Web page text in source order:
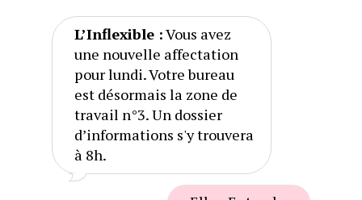
L’Inflexible : Vous avez
une nouvelle affectation
pour lundi. Votre bureau
est désormais la zone de
travail n°3. Un dossier
d’informations s'y trouvera
à 8h.